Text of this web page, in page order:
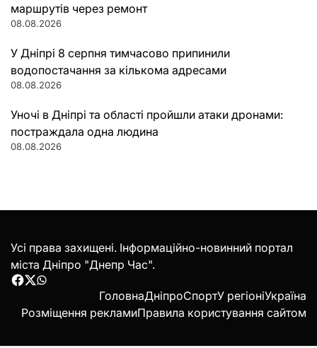
маршрутів через ремонт
08.08.2026
У Дніпрі 8 серпня тимчасово припинили
водопостачання за кількома адресами
08.08.2026
Уночі в Дніпрі та області пройшли атаки дронами:
постраждала одна людина
08.08.2026
Усі права захищені. Інформаційно-новинний портал
міста Дніпро "Днепр Час".
Facebook
Twitter
WhatsApp
ГоловнаДніпроСпортУ регіоніУкраїна
Розміщення рекламиПравила користування сайтом